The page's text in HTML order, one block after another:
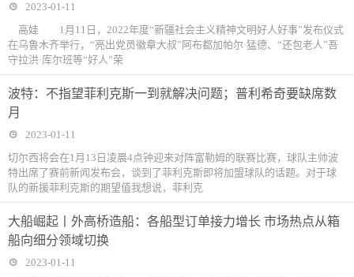
2023-01-11
高娃 1月11日，2022年度“新疆社会主义精神文明好人好事”发布仪式
在乌鲁木齐举行，“亮出党员徽章大叔”阿布都加帕尔·猛德、“还包老人”吾
守拉洪·库尔班等“好人”荣
波特：不指望菲利克斯一到就解决问题；普利希奇要缺席数
月
2023-01-11
切尔西将会在1月13日凌晨4点钟迎来对阵富勒姆的联赛比赛，球队主帅波
特出席了赛前新闻发布会，谈到了菲利克斯即将加盟球队的话题。对于球
队的新援菲利克斯的期望值我想说，菲利克
大船崛起丨外高桥造船：各船型订单接力增长 市场热点从箱
船向细分领域切换
2023-01-11